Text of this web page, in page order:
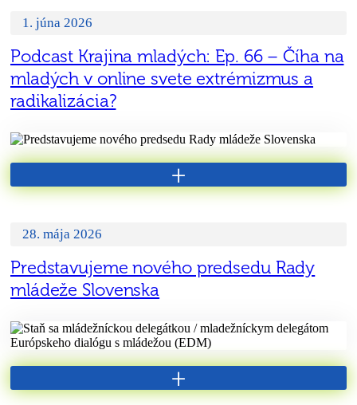
1. júna 2026
Podcast Krajina mladých: Ep. 66 – Číha na
mladých v online svete extrémizmus a
radikalizácia?
+
28. mája 2026
Predstavujeme nového predsedu Rady
mládeže Slovenska
+